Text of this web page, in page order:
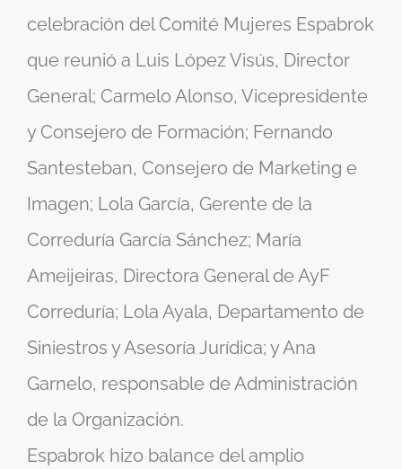
celebración del Comité Mujeres Espabrok
que reunió a Luis López Visús, Director
General; Carmelo Alonso, Vicepresidente
y Consejero de Formación; Fernando
Santesteban, Consejero de Marketing e
Imagen; Lola García, Gerente de la
Correduría García Sánchez; María
Ameijeiras, Directora General de AyF
Correduría; Lola Ayala, Departamento de
Siniestros y Asesoría Jurídica; y Ana
Garnelo, responsable de Administración
de la Organización.
Espabrok hizo balance del amplio